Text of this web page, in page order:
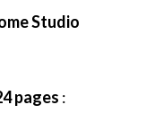
Studio
pages :